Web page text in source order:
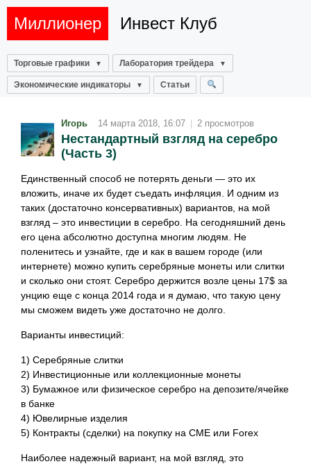
Миллионер Инвест Клуб
Торговые графики Лаборатория трейдера
Экономические индикаторы Статьи
Игорь 14 марта 2018, 16:07 2 просмотров
Нестандартный взгляд на серебро
(Часть 3)
Единственный способ не потерять деньги — это их
вложить, иначе их будет съедать инфляция. И одним из
таких (достаточно консервативных) вариантов, на мой
взгляд – это инвестиции в серебро. На сегодняшний день
его цена абсолютно доступна многим людям. Не
поленитесь и узнайте, где и как в вашем городе (или
интернете) можно купить серебряные монеты или слитки
и сколько они стоят. Серебро держится возле цены 17$ за
унцию еще с конца 2014 года и я думаю, что такую цену
мы сможем видеть уже достаточно не долго.
Варианты инвестиций:
1) Серебряные слитки
2) Инвестиционные или коллекционные монеты
3) Бумажное или физическое серебро на депозите/ячейке
в банке
4) Ювелирные изделия
5) Контракты (сделки) на покупку на CME или Forex
Наиболее надежный вариант, на мой взгляд, это